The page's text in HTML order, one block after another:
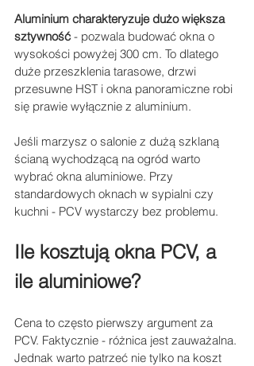
Aluminium charakteryzuje dużo większa
sztywność - pozwala budować okna o
wysokości powyżej 300 cm. To dlatego
duże przeszklenia tarasowe, drzwi
przesuwne HST i okna panoramiczne robi
się prawie wyłącznie z aluminium.
Jeśli marzysz o salonie z dużą szklaną
ścianą wychodzącą na ogród warto
wybrać okna aluminiowe. Przy
standardowych oknach w sypialni czy
kuchni - PCV wystarczy bez problemu.
Ile kosztują okna PCV, a
ile aluminiowe?
Cena to często pierwszy argument za
PCV. Faktycznie - różnica jest zauważalna.
Jednak warto patrzeć nie tylko na koszt